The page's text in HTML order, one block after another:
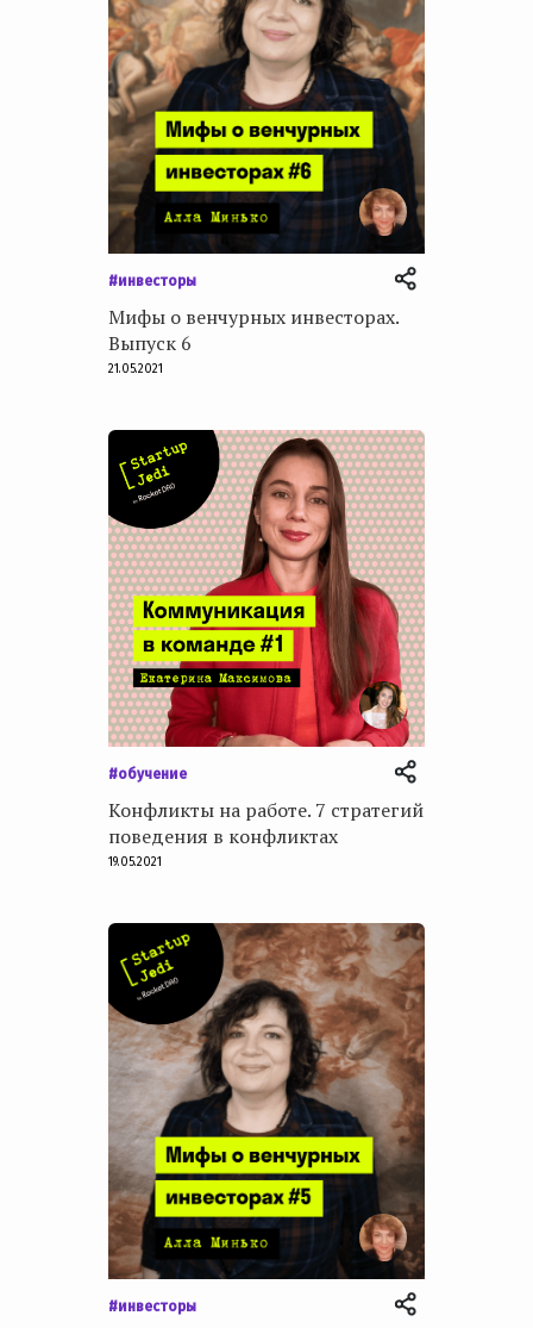
#инвесторы
Мифы о венчурных инвесторах.
Выпуск 6
21.05.2021
#обучение
Конфликты на работе. 7 стратегий
поведения в конфликтах
19.05.2021
#инвесторы